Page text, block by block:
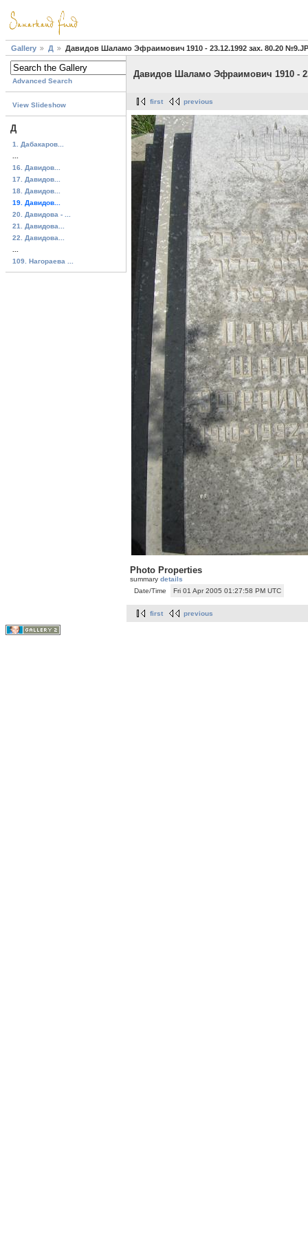
Gallery Д Давидов Шаламо Эфраимович 1910 - 23.12.1992 зах. 80.20
Advanced Search
View Slideshow
Д
1. Дабакаров...
16. Давидов...
17. Давидов...
18. Давидов...
19. Давидов...
20. Давидова - ...
21. Давидова...
22. Давидова...
109. Нагораева ...
Давидов Шаламо Эфраимович 1910 -
first previous
Photo Properties
summary details
Date/Time
Fri 01 Apr 2005 01:27:58 PM UTC
first previous